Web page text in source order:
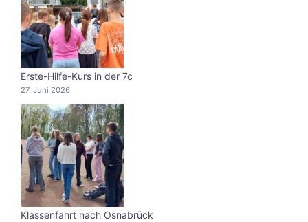
Erste-Hilfe-Kurs in der 7c
27. Juni 2026
Klassenfahrt nach Osnabrück